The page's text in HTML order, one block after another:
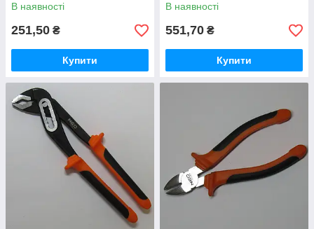
В наявності
251,50 ₴
Купити
В наявності
551,70 ₴
Купити